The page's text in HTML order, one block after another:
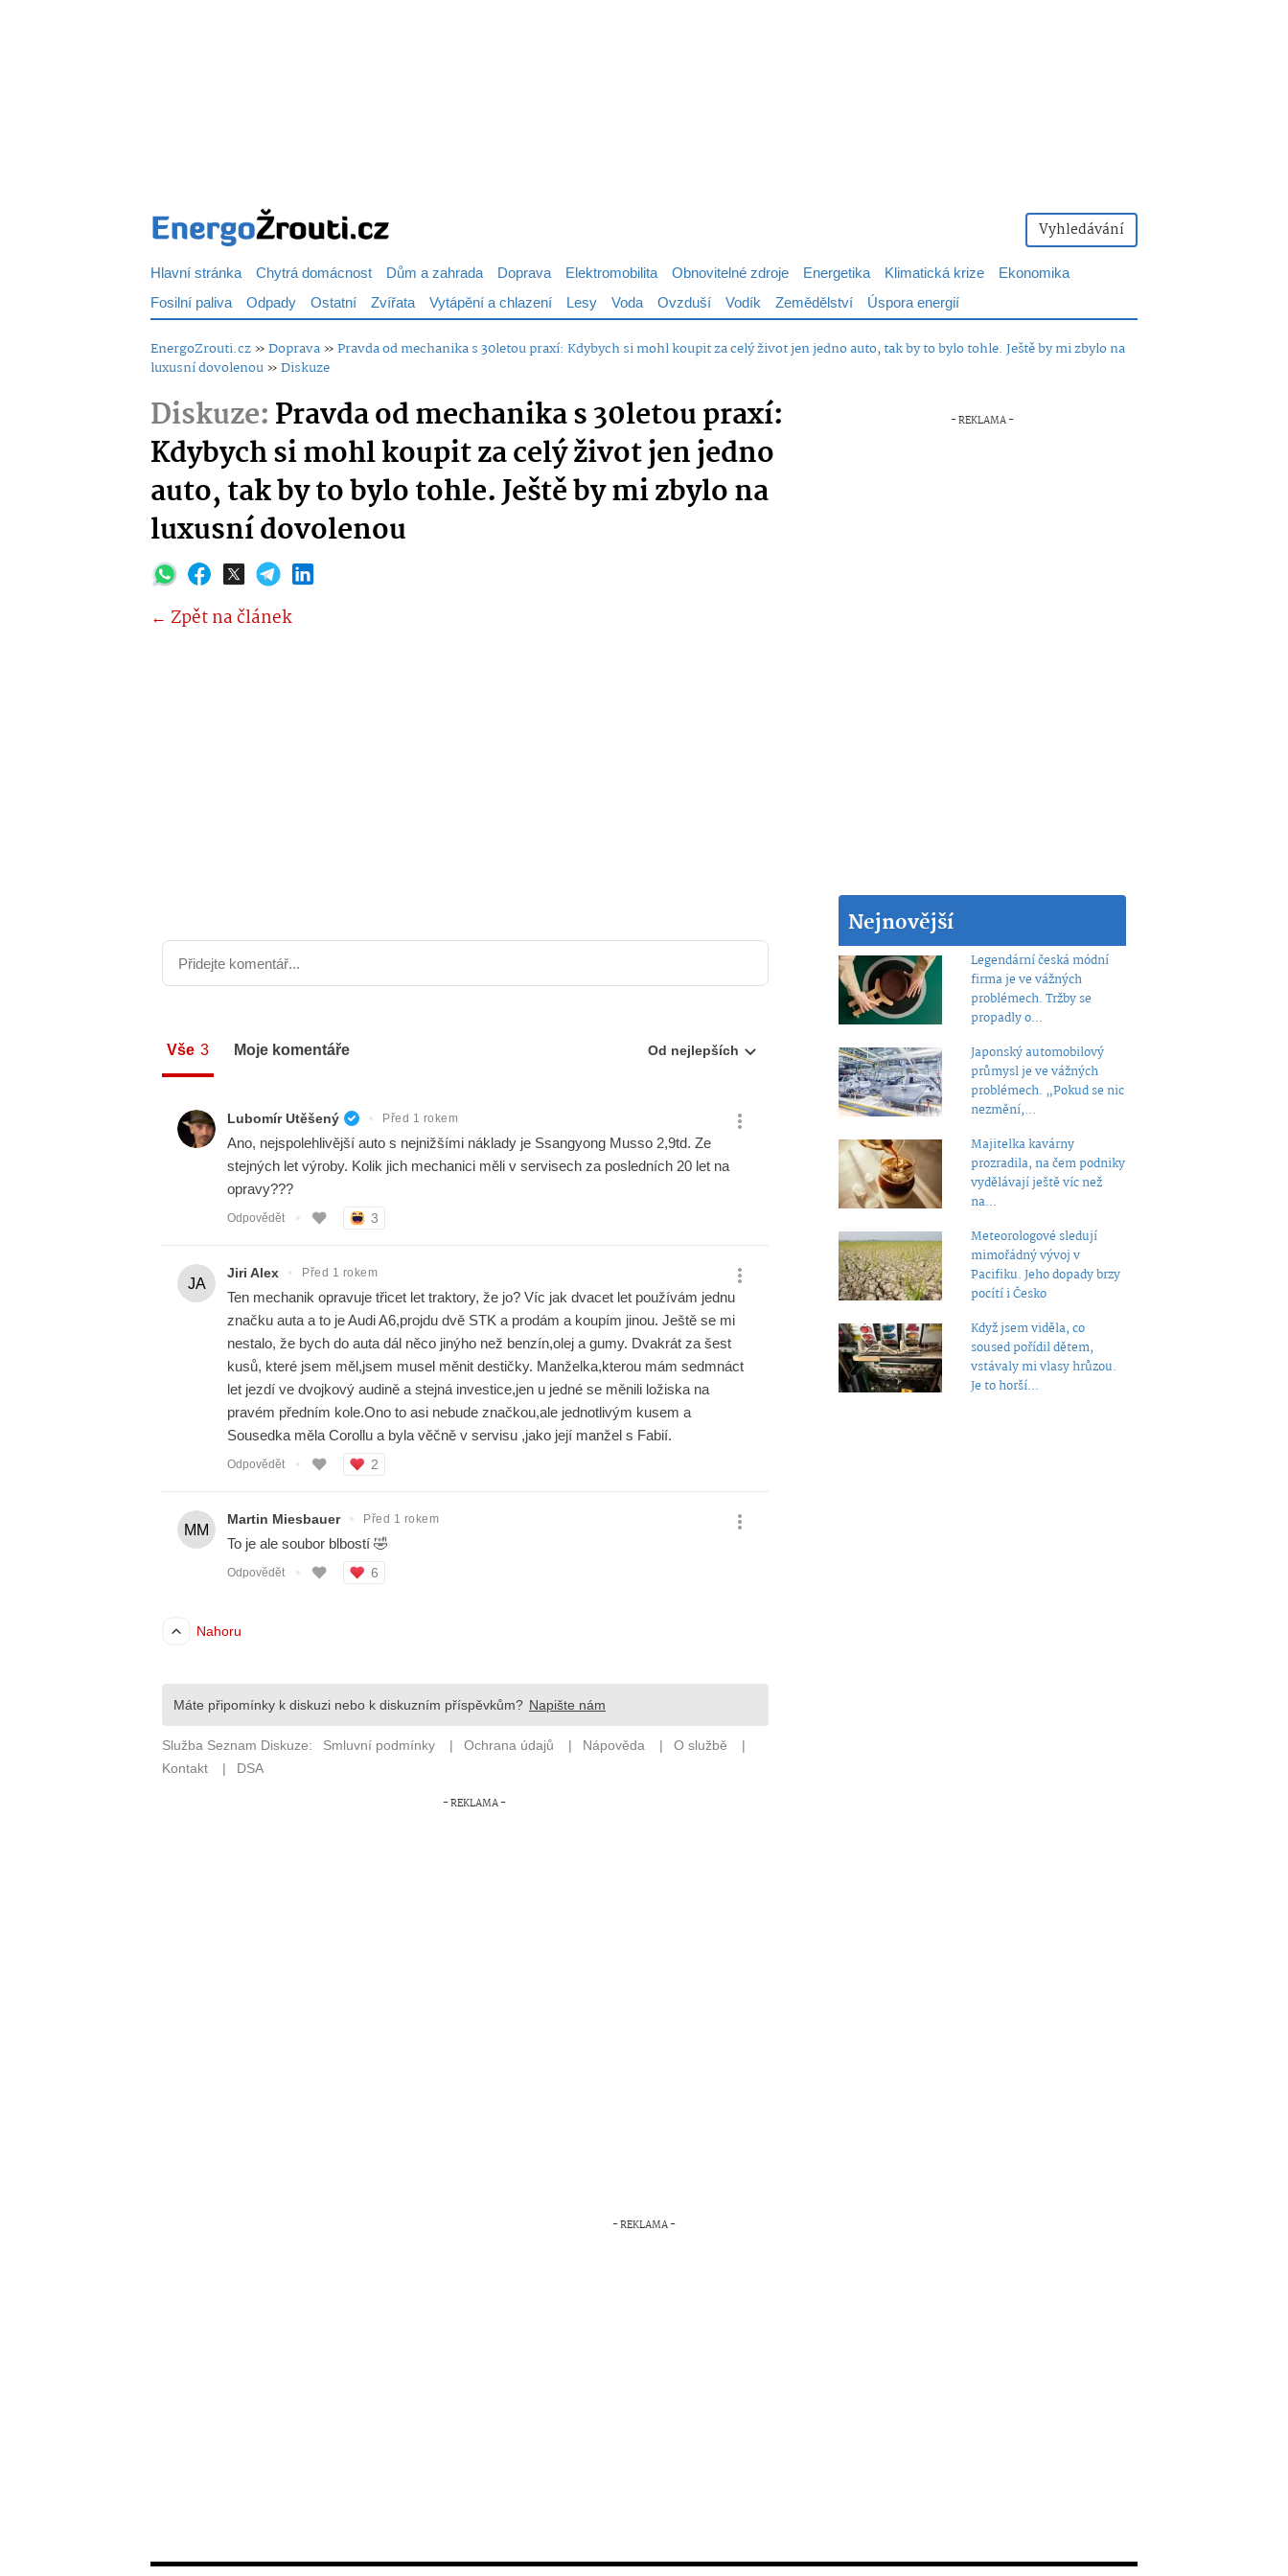
Vyhledávání
Hlavní stránka Chytrá domácnost Dům a zahrada Doprava Elektromobilita Obnovitelné zdroje Energetika Klimatická krize
Ekonomika
Fosilní paliva Odpady Ostatní Zvířata Vytápění a chlazení Lesy Voda Ovzduší Vodík Zemědělství Úspora energií
EnergoZrouti.cz»Doprava»Pravda od mechanika s 30letou praxí: Kdybych si mohl koupit za celý život jen jedno auto, tak by to bylo tohle. Ještě by mi zbylo na
luxusní dovolenou»Diskuze
Diskuze:Pravda od mechanika s 30letou praxí:
Kdybych si mohl koupit za celý život jen jedno
auto, tak by to bylo tohle. Ještě by mi zbylo na
luxusní dovolenou
← Zpět na článek
Nejnovější
Legendární česká módní
firma je ve vážných
problémech. Tržby se
propadly o...
Japonský automobilový
průmysl je ve vážných
problémech. „Pokud se nic
nezmění,...
Majitelka kavárny
prozradila, na čem podniky
vydělávají ještě víc než
na...
Meteorologové sledují
mimořádný vývoj v
Pacifiku. Jeho dopady brzy
pocítí i Česko
Když jsem viděla, co
soused pořídil dětem,
vstávaly mi vlasy hrůzou.
Je to horší...